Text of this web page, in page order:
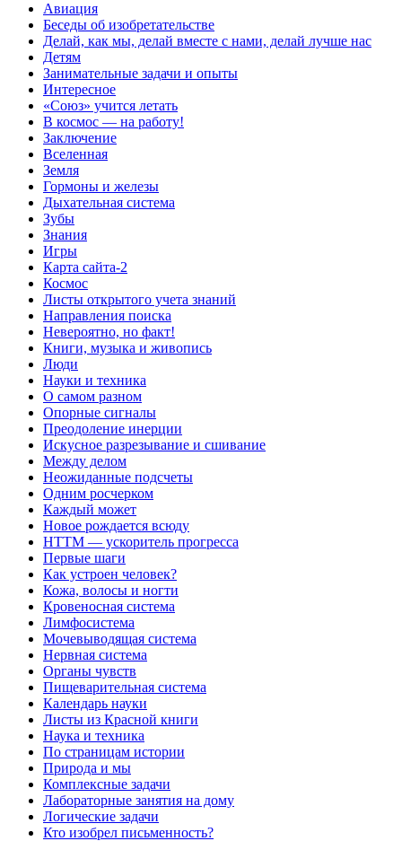
Авиация
Беседы об изобретательстве
Делай, как мы, делай вместе с нами, делай лучше нас
Детям
Занимательные задачи и опыты
Интересное
«Союз» учится летать
В космос — на работу!
Заключение
Вселенная
Земля
Гормоны и железы
Дыхательная система
Зубы
Знания
Игры
Карта сайта-2
Космос
Листы открытого учета знаний
Направления поиска
Невероятно, но факт!
Книги, музыка и живопись
Люди
Науки и техника
О самом разном
Опорные сигналы
Преодоление инерции
Искусное разрезывание и сшивание
Между делом
Неожиданные подсчеты
Одним росчерком
Каждый может
Новое рождается всюду
НТТМ — ускоритель прогресса
Первые шаги
Как устроен человек?
Кожа, волосы и ногти
Кровеносная система
Лимфосистема
Мочевыводящая система
Нервная система
Органы чувств
Пищеварительная система
Календарь науки
Листы из Красной книги
Наука и техника
По страницам истории
Природа и мы
Комплексные задачи
Лабораторные занятия на дому
Логические задачи
Кто изобрел письменность?